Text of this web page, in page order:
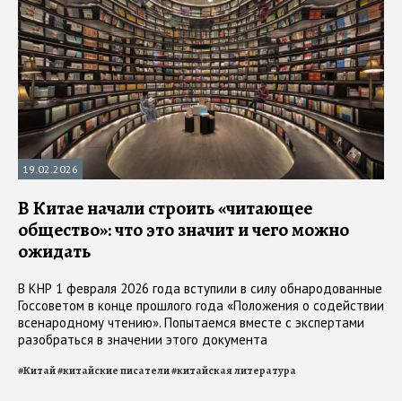
19.02.2026
В Китае начали строить «читающее
общество»: что это значит и чего можно
ожидать
В КНР 1 февраля 2026 года вступили в силу обнародованные
Госсоветом в конце прошлого года «Положения о содействии
всенародному чтению». Попытаемся вместе с экспертами
разобраться в значении этого документа
#Китай#китайские писатели#китайская литература